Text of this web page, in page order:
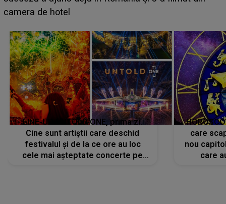
faptului împlinit, A RECUNOSCUT IMEDIAT: "Am
LINE-UP UNTOLD ONE, prima zi.
Cine sunt artiștii care deschid
festivalul și de la ce ore au loc
cele mai așteptate concerte pe
care
nou
care